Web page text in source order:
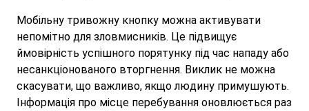
Мобільну тривожну кнопку можна активувати
непомітно для зловмисників. Це підвищує
ймовірність успішного порятунку під час нападу або
несанкціонованого вторгнення. Виклик не можна
скасувати, що важливо, якщо людину примушують.
Інформація про місце перебування оновлюється раз